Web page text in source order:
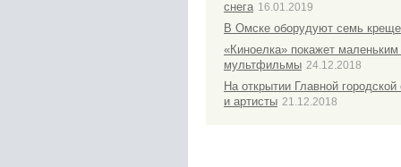
снега 16.01.2019
В Омске оборудуют семь
«Киноелка» покажет
мультфильмы 24.12.2018
На открытии Главной
и артисты 21.12.2018